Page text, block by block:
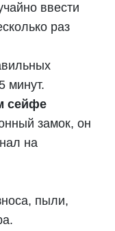
ввести
раз
минут.
сейфе
замок, он
на
пыли,